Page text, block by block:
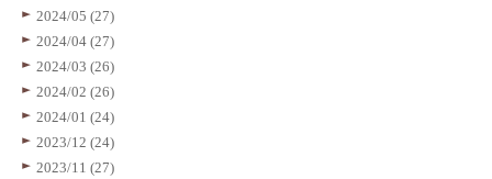
2024/05 (27)
2024/04 (27)
2024/03 (26)
2024/02 (26)
2024/01 (24)
2023/12 (24)
2023/11 (27)